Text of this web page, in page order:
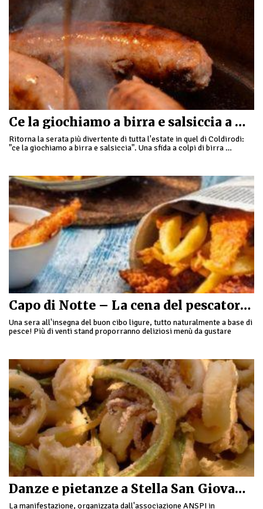
Ce la giochiamo a birra e salsiccia a Coldirodi
Ritorna la serata più divertente di tutta l'estate in quel di Coldirodi:
"ce la giochiamo a birra e salsiccia". Una sfida a colpi di birra …
Capo di Notte – La cena del pescatore ad Albisola Superiore
Una sera all'insegna del buon cibo ligure, tutto naturalmente a base di
pesce! Più di venti stand proporranno deliziosi menù da gustare
Danze e pietanze a Stella San Giovanni
La manifestazione, organizzata dall'associazione ANSPI in